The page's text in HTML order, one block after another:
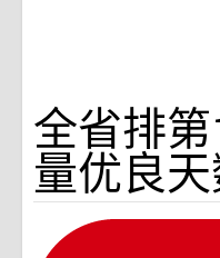
全省排
量优良